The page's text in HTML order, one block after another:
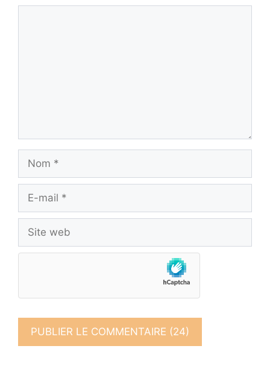
Nom
Site
web